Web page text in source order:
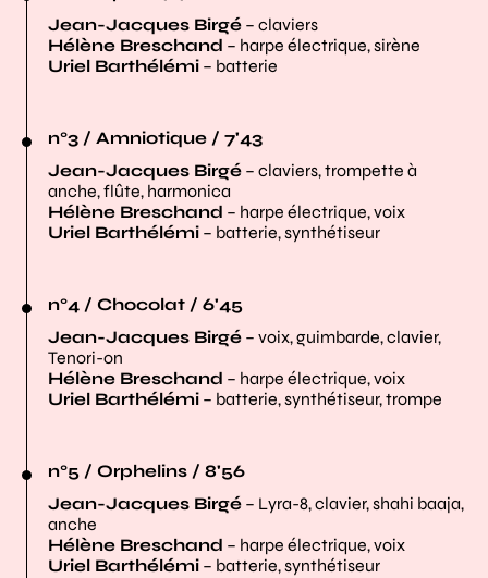
Jean-Jacques Birgé – claviers
Hélène Breschand – harpe électrique, sirène
Uriel Barthélémi – batterie
n°3 / Amniotique / 7'43
Jean-Jacques Birgé – claviers, trompette à
anche, flûte, harmonica
Hélène Breschand – harpe électrique, voix
Uriel Barthélémi – batterie, synthétiseur
n°4 / Chocolat / 6'45
Jean-Jacques Birgé – voix, guimbarde, clavier,
Tenori-on
Hélène Breschand – harpe électrique, voix
Uriel Barthélémi – batterie, synthétiseur, trompe
n°5 / Orphelins / 8'56
Jean-Jacques Birgé – Lyra-8, clavier, shahi baaja,
anche
Hélène Breschand – harpe électrique, voix
Uriel Barthélémi – batterie, synthétiseur